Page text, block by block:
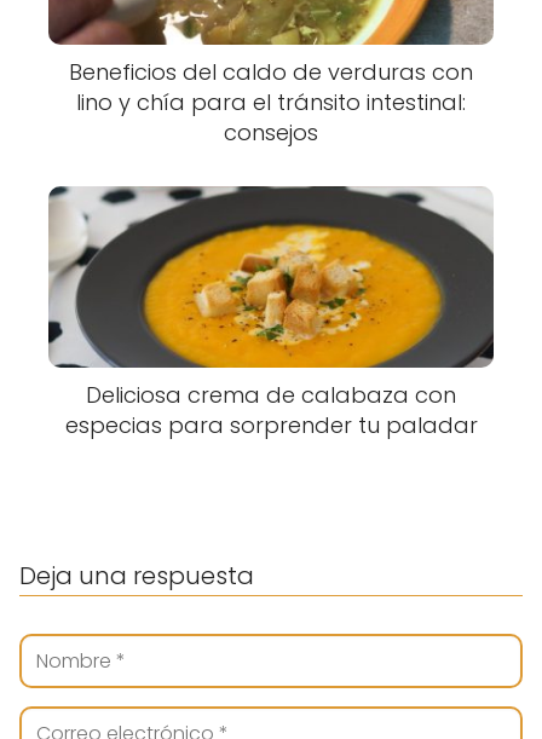
Beneficios del caldo de verduras con
lino y chía para el tránsito intestinal:
consejos
Deliciosa crema de calabaza con
especias para sorprender tu paladar
Deja una respuesta